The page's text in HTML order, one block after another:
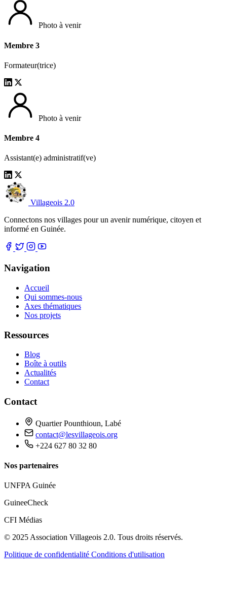
Photo à venir
Membre 3
Formateur(trice)
Photo à venir
Membre 4
Assistant(e) administratif(ve)
Villageois 2.0
Connectons nos villages pour un avenir numérique, citoyen et
informé en Guinée.
Navigation
Accueil
Qui sommes-nous
Axes thématiques
Nos projets
Ressources
Blog
Boîte à outils
Actualités
Contact
Contact
Quartier Pounthioun, Labé
contact@lesvillageois.org
+224 627 80 32 80
Nos partenaires
UNFPA Guinée
GuineeCheck
CFI Médias
© 2025 Association Villageois 2.0. Tous droits réservés.
Politique de confidentialité Conditions d'utilisation